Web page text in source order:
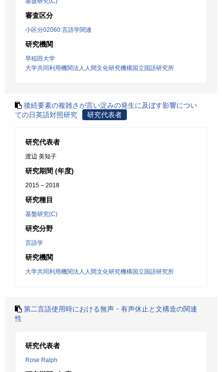
審査区分
小区分02060:言語学関連
研究機関
早稲田大学
大学共同利用機関法人人間文化研究機構国立国語研究所
後続要素の複雑さが言い淀みの発生に及ぼす影響につい
ての日英語対照研究
研究代表者
研究代表者
渡辺 美知子
研究期間 (年度)
2015 – 2018
研究種目
基盤研究(C)
研究分野
言語学
研究機関
大学共同利用機関法人人間文化研究機構国立国語研究所
第二言語使用時における無声・有声休止と文構造の関連
性
研究代表者
Rose Ralph